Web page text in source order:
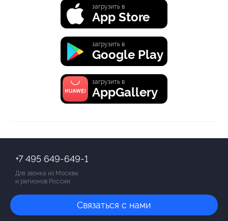
загрузить в
App Store
загрузить в
Google Play
загрузить в
AppGallery
+7 495 649-649-1
Для звонка из Москвы
и регионов России
Связаться с нами